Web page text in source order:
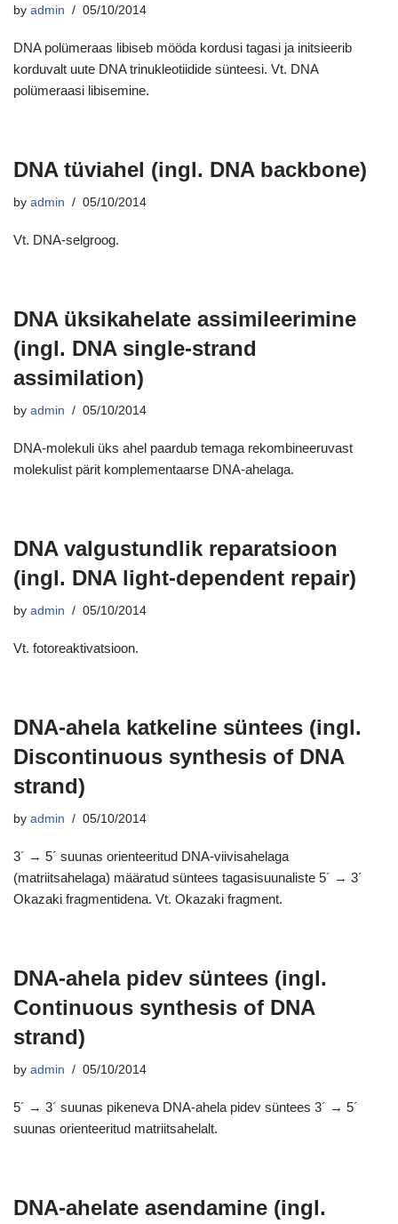
by admin 05/10/2014
DNA polümeraas libiseb mööda kordusi tagasi ja initsieerib
korduvalt uute DNA trinukleotiidide sünteesi. Vt. DNA
polümeraasi libisemine.
DNA tüviahel (ingl. DNA backbone)
by admin 05/10/2014
Vt. DNA-selgroog.
DNA üksikahelate assimileerimine
(ingl. DNA single-strand
assimilation)
by admin 05/10/2014
DNA-molekuli üks ahel paardub temaga rekombineeruvast
molekulist pärit komplementaarse DNA-ahelaga.
DNA valgustundlik reparatsioon
(ingl. DNA light-dependent repair)
by admin 05/10/2014
Vt. fotoreaktivatsioon.
DNA-ahela katkeline süntees (ingl.
Discontinuous synthesis of DNA
strand)
by admin 05/10/2014
3´ → 5´ suunas orienteeritud DNA-viivisahelaga
(matriitsahelaga) määratud süntees tagasisuunaliste 5´ → 3´
Okazaki fragmentidena. Vt. Okazaki fragment.
DNA-ahela pidev süntees (ingl.
Continuous synthesis of DNA
strand)
by admin 05/10/2014
5´ → 3´ suunas pikeneva DNA-ahela pidev süntees 3´ → 5´
suunas orienteeritud matriitsahelalt.
DNA-ahelate asendamine (ingl.